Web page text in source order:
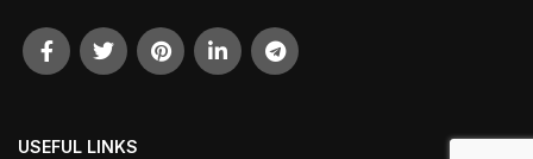
USEFUL LINKS